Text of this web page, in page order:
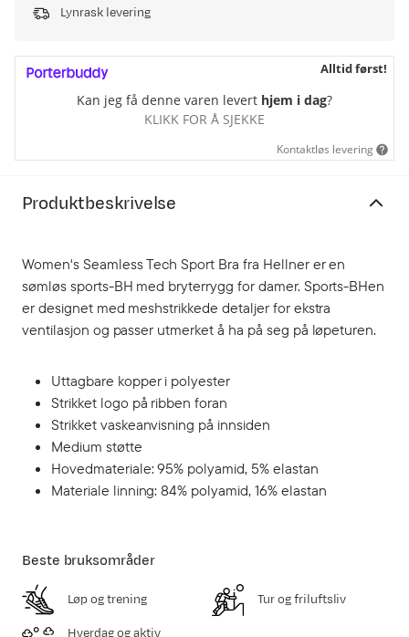
Lynrask levering
Alltid først!
Kan jeg få denne varen levert hjem i dag?
KLIKK FOR Å SJEKKE
Kontaktløs levering
Produktbeskrivelse
Women's Seamless Tech Sport Bra fra Hellner er en
sømløs sports-BH med bryterrygg for damer. Sports-BHen
er designet med meshstrikkede detaljer for ekstra
ventilasjon og passer utmerket å ha på seg på løpeturen.
Uttagbare kopper i polyester
Strikket logo på ribben foran
Strikket vaskeanvisning på innsiden
Medium støtte
Hovedmateriale: 95% polyamid, 5% elastan
Materiale linning: 84% polyamid, 16% elastan
Beste bruksområder
Løp og trening Tur og friluftsliv
Hverdag og aktiv